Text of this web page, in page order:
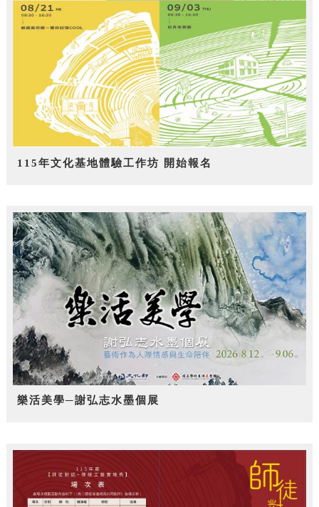
115年文化基地體驗工作坊 開始報名
樂活美學─謝弘志水墨個展